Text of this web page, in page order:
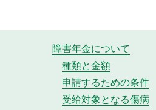
障害年金について
種類と金額
申請するための条件
受給対象となる傷病